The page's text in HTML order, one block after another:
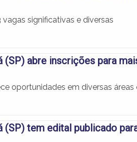
significativas e diversas
(SP) abre inscrições para
oportunidades em diversas áreas
(SP) tem edital publicado